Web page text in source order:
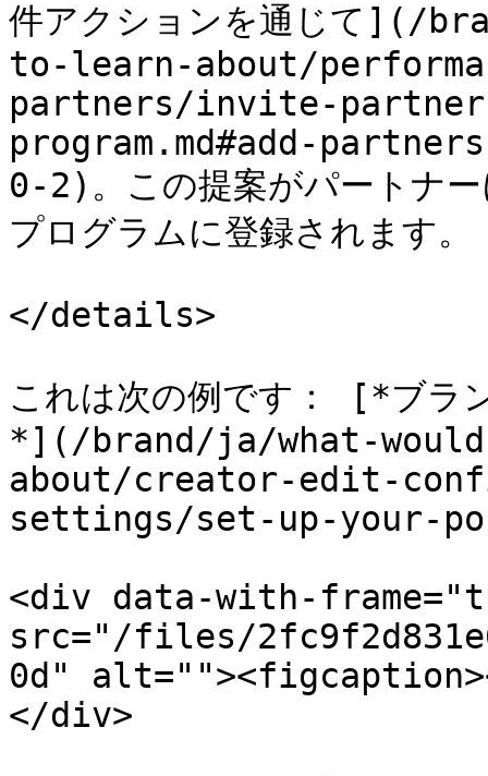
件アクションを通じて
to-learn-about/
partners/invite-
program.md#add-
0-2)。この提案がパートナ
プログラムに登録されます。
</details>
これは次の例です： [*ブラ
*](/brand/ja/what-
about/creator-edit-
settings/set-up-your-
<div data-with-
src="/files/
0d"
</div>